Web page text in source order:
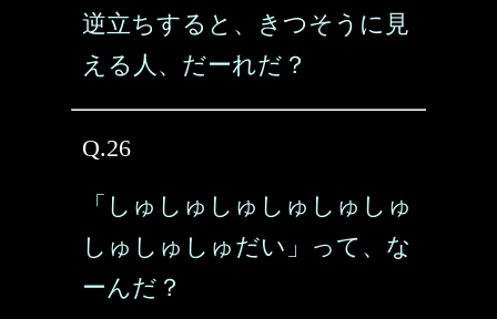
逆立ちすると、きつそうに見
える人、だーれだ？
Q.26
「しゅしゅしゅしゅしゅしゅ
しゅしゅしゅだい」って、な
ーんだ？